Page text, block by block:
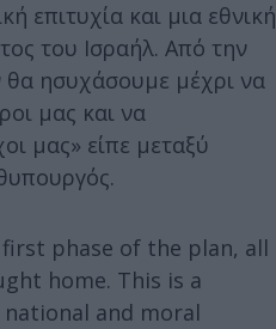
επιτυχία και μια εθνική
του Ισραήλ. Από την
θα ησυχάσουμε μέχρι να
μας και να
μας» είπε μεταξύ
phase of the plan, all
home. This is a
and moral